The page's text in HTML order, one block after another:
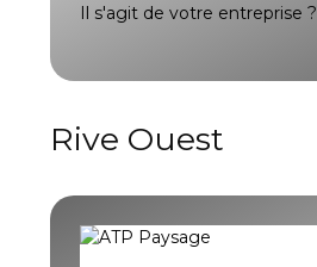
Il s'agit de votre entreprise ?
Rive Ouest